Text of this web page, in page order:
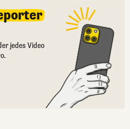
jedes Video